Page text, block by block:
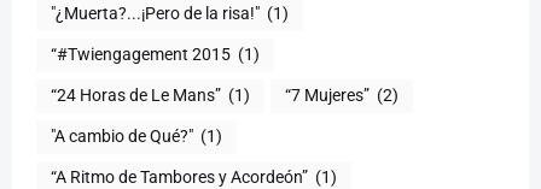
"¿Muerta?...¡Pero de la risa!" (1)
“#Twiengagement 2015 (1)
“24 Horas de Le Mans” (1) “7 Mujeres” (2)
(1)
“A Ritmo de Tambores y Acordeón” (1)